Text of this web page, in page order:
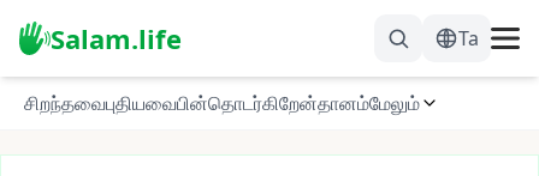
Salam.life Ta
சிறந்தவைபுதியவைபின்தொடர்கிறேன்தானம்மேலும்